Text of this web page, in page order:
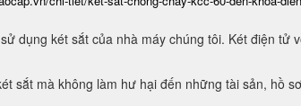
dụng két sắt của nhà máy chúng tôi. Két điện tử
sắt mà không làm hư hại đến những tài sản, hồ